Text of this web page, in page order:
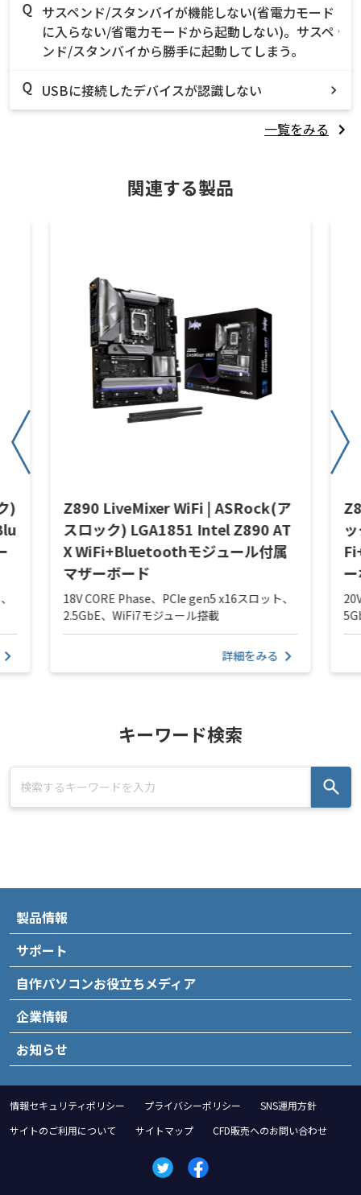
サスペンド/スタンバイが機能しない(省電力モード
に入らない/省電力モードから起動しない)。サスペ
ンド/スタンバイから勝手に起動してしまう。
USBに接続したデバイスが認識しない
一覧をみる
関連する製品
)
Z890 LiveMixer WiFi | ASRock(ア
スロック) LGA1851 Intel Z890 AT
X WiFi+Bluetoothモジュール付属
マザーボード
18V CORE Phase、PCIe gen5 x16スロット、
2.5GbE、WiFi7モジュール搭載
詳細をみる
キーワード検索
製品情報
サポート
自作パソコンお役立ちメディア
企業情報
お知らせ
情報セキュリティポリシー プライバシーポリシー
SNS運用方針
サイトのご利用について
サイトマップ CFD販売へのお問い合わせ